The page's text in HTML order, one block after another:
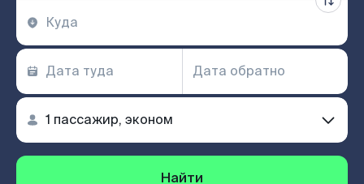
Найти